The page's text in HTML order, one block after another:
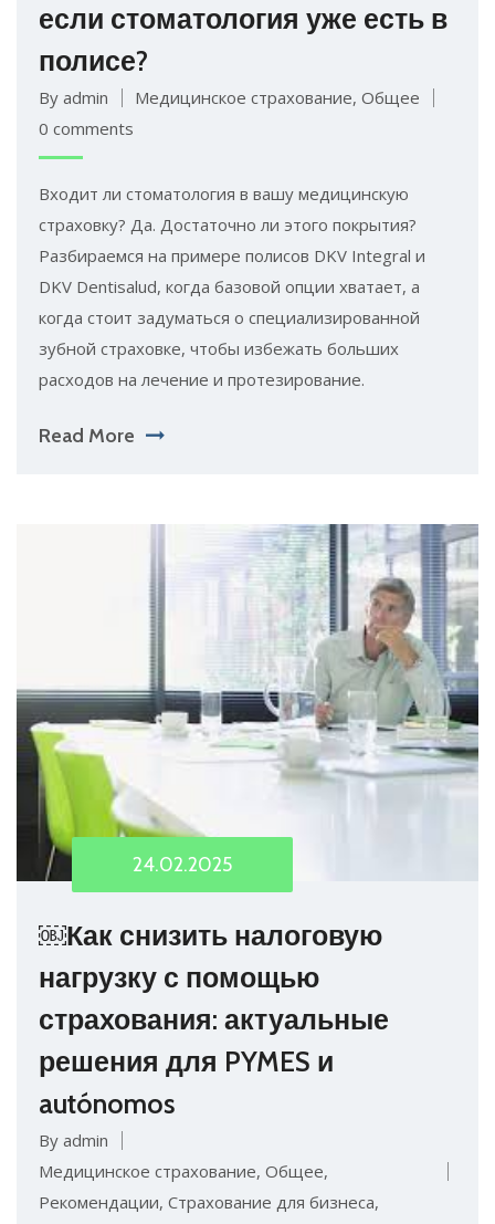
если стоматология уже есть в
полисе?
By admin Медицинское страхование, Общее
0 comments
Входит ли стоматология в вашу медицинскую
страховку? Да. Достаточно ли этого покрытия?
Разбираемся на примере полисов DKV Integral и
DKV Dentisalud, когда базовой опции хватает, а
когда стоит задуматься о специализированной
зубной страховке, чтобы избежать больших
расходов на лечение и протезирование.
Read More
24.02.2025
￼Как снизить налоговую
нагрузку с помощью
страхования: актуальные
решения для PYMES и
autónomos
By admin
Медицинское страхование, Общее,
Рекомендации, Страхование для бизнеса,